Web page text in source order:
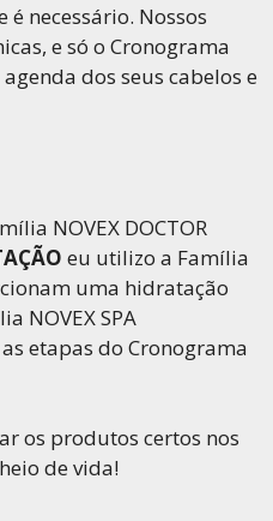
necessário. Nossos
e só o Cronograma
dos seus cabelos e
NOVEX DOCTOR
eu utilizo a Família
uma hidratação
NOVEX SPA
as etapas do Cronograma
os produtos certos nos
de vida!